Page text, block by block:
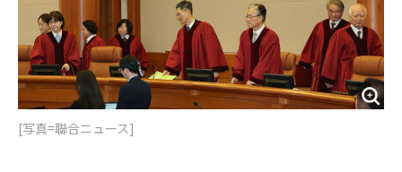
[写真=聯合ニュース]